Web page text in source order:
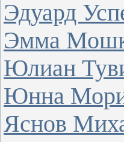
Эдуард
Эмма
Юлиан
Юнна
Яснов